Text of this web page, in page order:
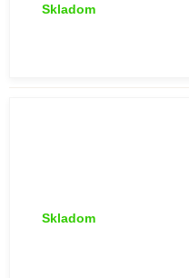
Skladom
Skladom